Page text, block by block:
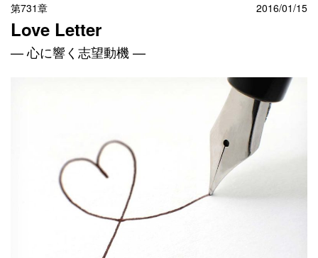
第731章 2016/01/15
Love Letter
— 心に響く志望動機 —